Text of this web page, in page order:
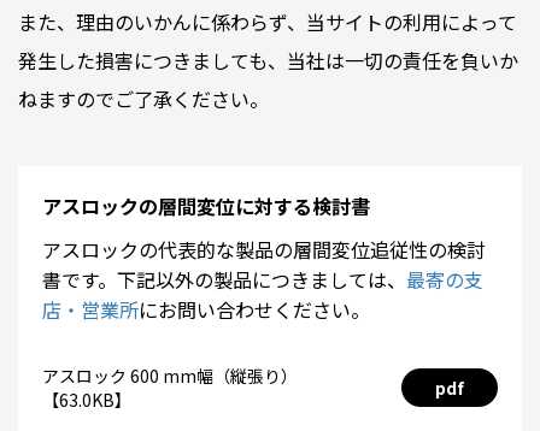
また、理由のいかんに係わらず、当サイトの利用によって
発生した損害につきましても、当社は一切の責任を負いか
ねますのでご了承ください。
アスロックの層間変位に対する検討書
アスロックの代表的な製品の層間変位追従性の検討
書です。下記以外の製品につきましては、 最寄の支
店・営業所にお問い合わせください。
アスロック 600 mm幅（縦張り）
【63.0KB】
pdf